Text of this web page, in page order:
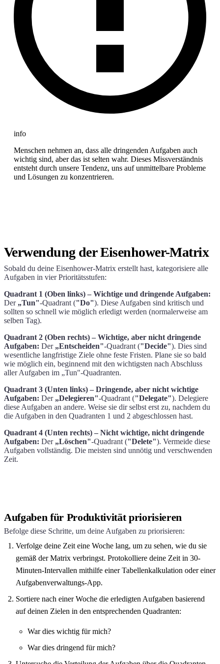
info
Menschen nehmen an, dass alle dringenden Aufgaben auch
wichtig sind, aber das ist selten wahr. Dieses Missverständnis
entsteht durch unsere Tendenz, uns auf unmittelbare Probleme
und Lösungen zu konzentrieren.
Verwendung der Eisenhower-Matrix
Sobald du deine Eisenhower-Matrix erstellt hast, kategorisiere alle
Aufgaben in vier Prioritätsstufen:
Quadrant 1 (Oben links) – Wichtige und dringende Aufgaben:
Der „Tun"-Quadrant ("Do"). Diese Aufgaben sind kritisch und
sollten so schnell wie möglich erledigt werden (normalerweise am
selben Tag).
Quadrant 2 (Oben rechts) – Wichtige, aber nicht dringende
Aufgaben: Der „Entscheiden"-Quadrant ("Decide"). Dies sind
wesentliche langfristige Ziele ohne feste Fristen. Plane sie so bald
wie möglich ein, beginnend mit den wichtigsten nach Abschluss
aller Aufgaben im „Tun"-Quadranten.
Quadrant 3 (Unten links) – Dringende, aber nicht wichtige
Aufgaben: Der „Delegieren"-Quadrant ("Delegate"). Delegiere
diese Aufgaben an andere. Weise sie dir selbst erst zu, nachdem du
die Aufgaben in den Quadranten 1 und 2 abgeschlossen hast.
Quadrant 4 (Unten rechts) – Nicht wichtige, nicht dringende
Aufgaben: Der „Löschen"-Quadrant ("Delete"). Vermeide diese
Aufgaben vollständig. Die meisten sind unnötig und verschwenden
Zeit.
Aufgaben für Produktivität priorisieren
Befolge diese Schritte, um deine Aufgaben zu priorisieren:
Verfolge deine Zeit eine Woche lang, um zu sehen, wie du sie
gemäß der Matrix verbringst. Protokolliere deine Zeit in 30-
Minuten-Intervallen mithilfe einer Tabellenkalkulation oder einer
Aufgabenverwaltungs-App.
Sortiere nach einer Woche die erledigten Aufgaben basierend
auf deinen Zielen in den entsprechenden Quadranten:
War dies wichtig für mich?
War dies dringend für mich?